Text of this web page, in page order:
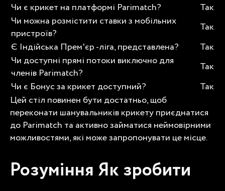
Чи є крикет на платформі Parimatch?
Так
Чи можна розмістити ставки з мобільних
пристроїв?
Так
Є Індійська Прем'єр -ліга, представлена?
Так
Чи доступні прямі потоки виключно для
членів Parimatch?
Так
Чи є Бонус за крикет доступний?
Так
Цей стіл повинен бути достатньо, щоб
переконати шанувальників крикету приєднатися
до Parimatch та активно займатися неймовірними
можливостями, які може запропонувати це місце.
Розуміння Як зробити